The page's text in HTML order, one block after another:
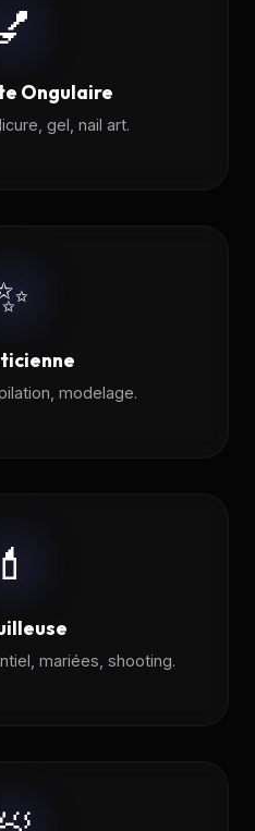
Ongulaire
gel, nail art.
modelage.
💄
mariées, shooting.